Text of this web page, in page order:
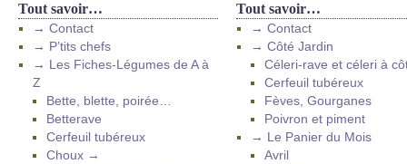
Tout savoir…
→ Contact
→ P’tits chefs
→ Les Fiches-Légumes de A à
Z
Bette, blette, poirée…
Betterave
Cerfeuil tubéreux
Choux →
Tout savoir…
→ Contact
→ Côté Jardin
Céleri-rave et céleri à
Cerfeuil tubéreux
Fèves, Gourganes
Poivron et piment
→ Le Panier du Mois
Avril